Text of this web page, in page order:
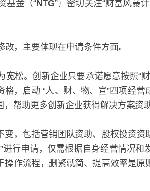
资基金（“NTG
”）密切关注“财富风
，主要体现在申请条件方面。
。创新企业只要承诺愿意按照“财
，启动 “人、财、物、宣”四项经营
帮助更多创新企业获得解决方案资助
包括营销团队资助、股权投资资助
进行申请，仅需根据自身经营情况和
作流程，删繁就简、提高效率是原